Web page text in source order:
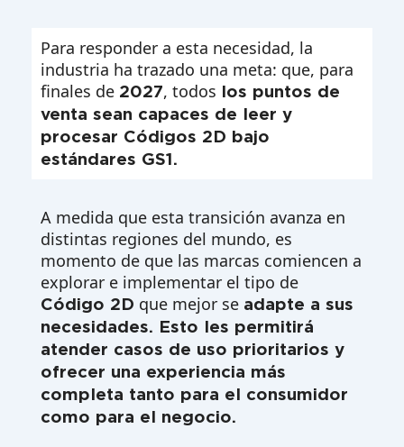
Para responder a esta necesidad, la
industria ha trazado una meta: que, para
finales de 2027, todos los puntos de
venta sean capaces de leer y
procesar Códigos 2D bajo
estándares GS1.
A medida que esta transición avanza en
distintas regiones del mundo, es
momento de que las marcas comiencen a
explorar e implementar el tipo de
Código 2D que mejor se adapte a sus
necesidades. Esto les permitirá
atender casos de uso prioritarios y
ofrecer una experiencia más
completa tanto para el consumidor
como para el negocio.